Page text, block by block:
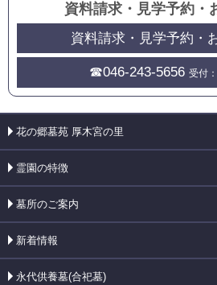
資料請求・見学予約 ・
資料請求・見学予約・
☎046-243-5656 受付
花の郷墓苑 厚木宮の里
霊園の特徴
墓所のご案内
新着情報
永代供養墓(合祀墓)